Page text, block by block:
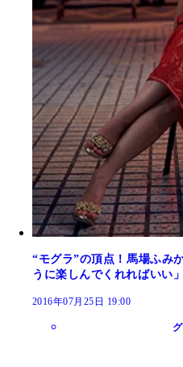
“モグラ”の頂点！馬場ふみ
うに楽しんでくれればいい」
2016年07月25日 19:00